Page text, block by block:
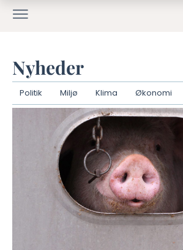
Nyheder
Politik Miljø Klima Økonomi